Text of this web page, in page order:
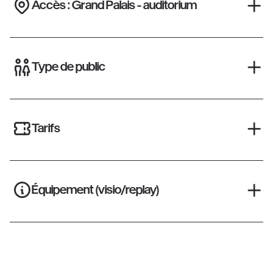
Accès : Grand Palais - auditorium
Type de public
Tarifs
Équipement (visio/replay)